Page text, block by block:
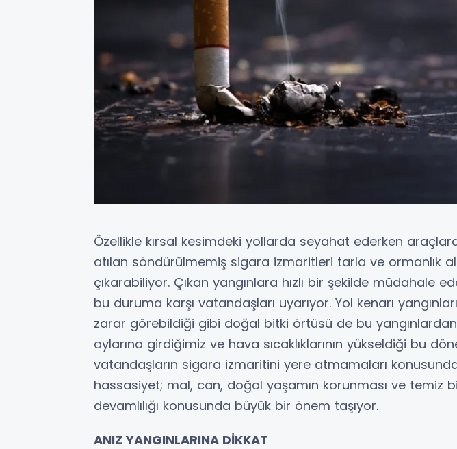
Özellikle kırsal kesimdeki yollarda seyahat ederken
atılan söndürülmemiş sigara izmaritleri tarla ve ormanlık
çıkarabiliyor. Çıkan yangınlara hızlı bir şekilde müdahale
bu duruma karşı vatandaşları uyarıyor. Yol kenarı
zarar görebildiği gibi doğal bitki örtüsü de bu
aylarına girdiğimiz ve hava sıcaklıklarının yükseldiği bu
vatandaşların sigara izmaritini yere atmamaları
hassasiyet; mal, can, doğal yaşamın korunması ve temiz
devamlılığı konusunda büyük bir önem taşıyor.
ANIZ YANGINLARINA DİKKAT